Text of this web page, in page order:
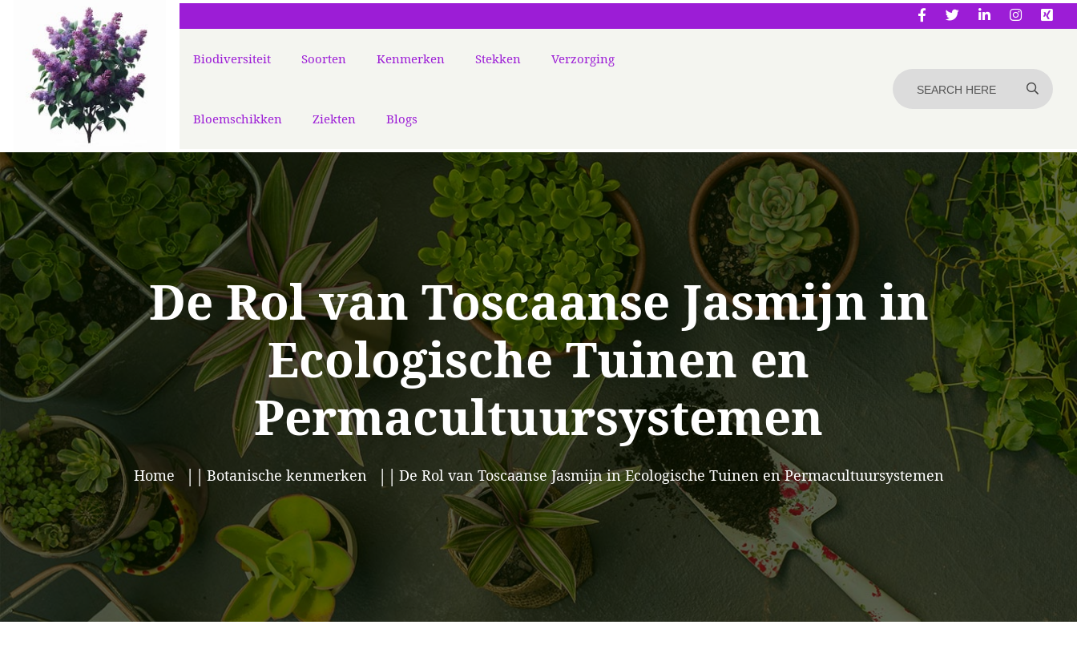
Biodiversiteit Soorten Kenmerken Stekken Verzorging
Bloemschikken Ziekten Blogs
De Rol van Toscaanse Jasmijn in
Ecologische Tuinen en
Permacultuursystemen
Home Botanische kenmerken De Rol van Toscaanse Jasmijn in Ecologische Tuinen en Permacultuursystemen